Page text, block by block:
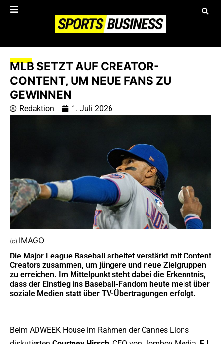
MLB SETZT AUF CREATOR-
CONTENT, UM NEUE FANS ZU
GEWINNEN
Redaktion 1. Juli 2026
(c) IMAGO
Die Major League Baseball arbeitet verstärkt mit Content
Creators zusammen, um jüngere und neue Zielgruppen
zu erreichen. Im Mittelpunkt steht dabei die Erkenntnis,
dass der Einstieg ins Baseball-Fandom heute meist über
soziale Medien statt über TV-Übertragungen erfolgt.
Beim ADWEEK House im Rahmen der Cannes Lions